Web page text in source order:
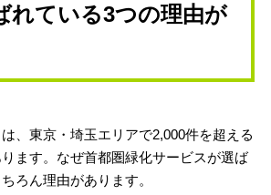
れている3つの理由が
、東京・埼玉エリアで2,000件を超える
ます。なぜ首都圏緑化サービスが選ば
ろん理由があります。